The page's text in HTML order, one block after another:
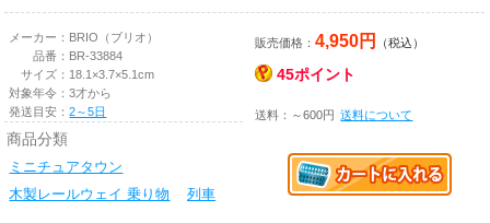
メーカー： BRIO（ブリオ）
品番： BR-33884
サイズ： 18.1×3.7×5.1cm
対象年令：3才から
発送目安：2～5日
商品分類
ミニチュアタウン
木製レールウェイ 乗り物
列車
販売価格：4,950円 （税込）
45ポイント
送料：～600円 送料について